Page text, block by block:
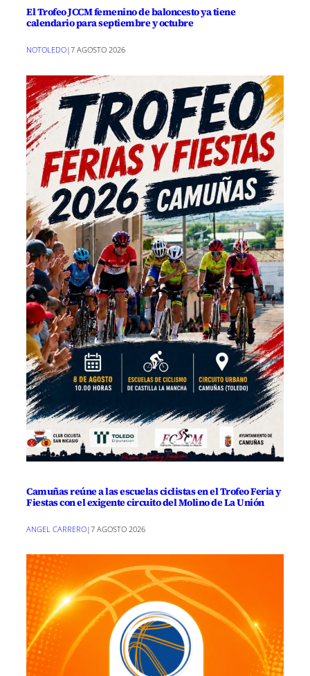
El Trofeo JCCM femenino de baloncesto ya tiene
calendario para septiembre y octubre
NOTOLEDO|7 AGOSTO 2026
Camuñas reúne a las escuelas ciclistas en el Trofeo Feria y
Fiestas con el exigente circuito del Molino de La Unión
ANGEL CARRERO|7 AGOSTO 2026